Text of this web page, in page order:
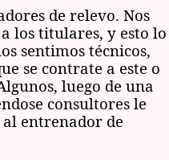
de relevo. Nos
los titulares, y esto lo
sentimos técnicos,
se contrate a este o
luego de una
consultores le
entrenador de